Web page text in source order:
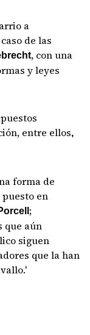
a
de las
, con una
y leyes
entre ellos,
forma de
en
;
que aún
siguen
que la han